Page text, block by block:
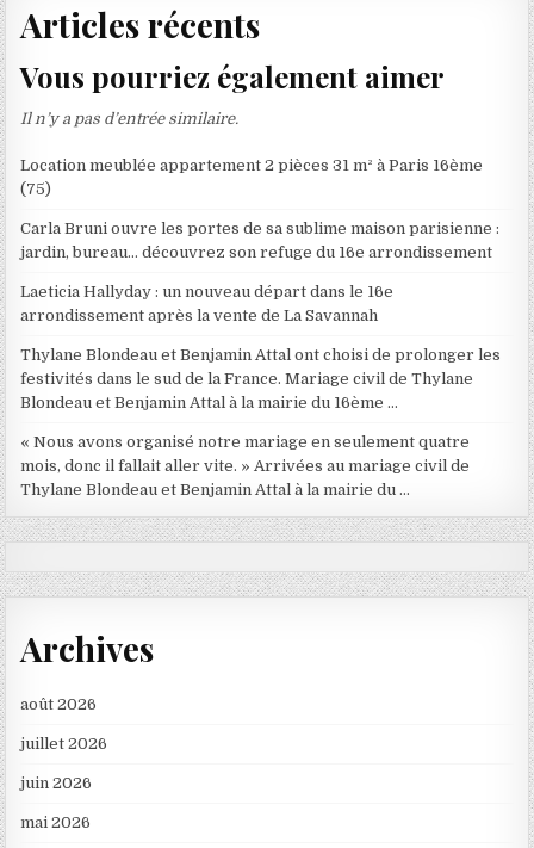
Articles récents
Vous pourriez également aimer
Il n’y a pas d’entrée similaire.
Location meublée appartement 2 pièces 31 m² à Paris 16ème
(75)
Carla Bruni ouvre les portes de sa sublime maison parisienne :
jardin, bureau… découvrez son refuge du 16e arrondissement
Laeticia Hallyday : un nouveau départ dans le 16e
arrondissement après la vente de La Savannah
Thylane Blondeau et Benjamin Attal ont choisi de prolonger les
festivités dans le sud de la France. Mariage civil de Thylane
Blondeau et Benjamin Attal à la mairie du 16ème …
« Nous avons organisé notre mariage en seulement quatre
mois, donc il fallait aller vite. » Arrivées au mariage civil de
Thylane Blondeau et Benjamin Attal à la mairie du …
Archives
août 2026
juillet 2026
juin 2026
mai 2026